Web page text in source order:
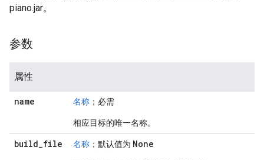
piano.jar。
参数
属性
name 名称 ；必需
相应目标的唯一名称。
build_file 名称 ；默认值为 None